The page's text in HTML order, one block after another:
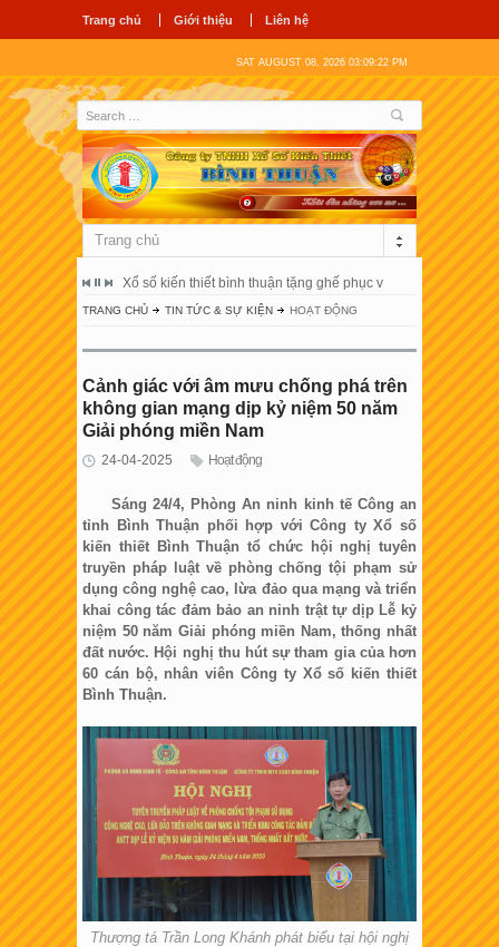
Trang chủ Giới thiệu Liên hệ
SAT AUGUST 08, 2026 03:09:22 PM
Trang chủ
vương Xổ số kiến thiết bình thuận tặng ghế phục vụ người bệnh tại
Công ty
TRANG CHỦ TIN TỨC & SỰ KIỆN HOẠT ĐỘNG
Cảnh giác với âm mưu chống phá trên
không gian mạng dịp kỷ niệm 50 năm
Giải phóng miền Nam
24-04-2025 Hoạt động
Sáng 24/4, Phòng An ninh kinh tế Công an
tỉnh Bình Thuận phối hợp với Công ty Xổ số
kiến thiết Bình Thuận tổ chức hội nghị tuyên
truyền pháp luật về phòng chống tội phạm sử
dụng công nghệ cao, lừa đảo qua mạng và triển
khai công tác đảm bảo an ninh trật tự dịp Lễ kỷ
niệm 50 năm Giải phóng miền Nam, thống nhất
đất nước. Hội nghị thu hút sự tham gia của hơn
60 cán bộ, nhân viên Công ty Xổ số kiến thiết
Bình Thuận.
Thượng tá Trần Long Khánh phát biểu tại hội nghị